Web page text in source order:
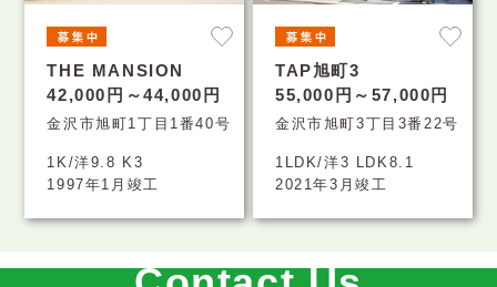
THE MANSION
42,000円～44,000円
金沢市旭町1丁目1番40号
1K/洋9.8 K3
1997年1月竣工
TAP旭町3
55,000円～57,000円
金沢市旭町3丁目3番22号
1LDK/洋3 LDK8.1
2021年3月竣工